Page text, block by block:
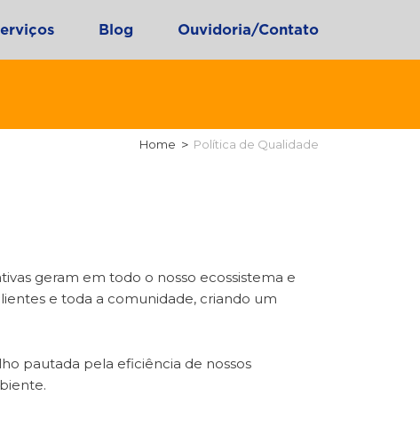
Blog Ouvidoria/Contato
Home Política de Qualidade
geram em todo o nosso ecossistema e
e toda a comunidade, criando um
pautada pela eficiência de nossos